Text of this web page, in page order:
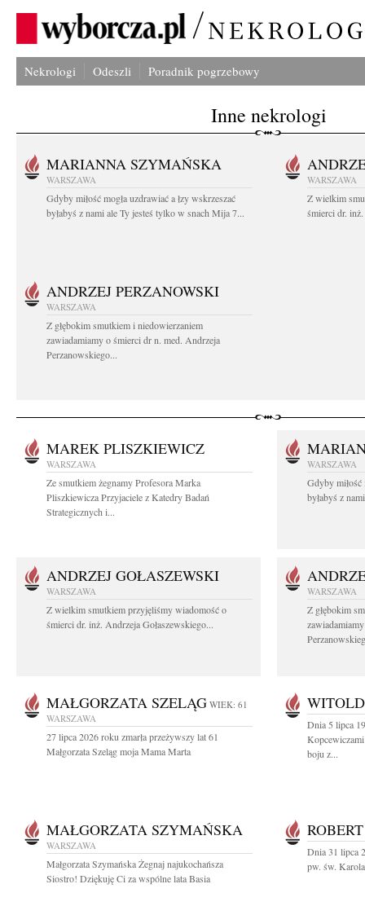
Nekrologi Odeszli Poradnik pogrzebowy
Inne nekrologi
MARIANNA SZYMAŃSKA
WARSZAWA
Gdyby miłość mogła uzdrawiać a łzy wskrzeszać
byłabyś z nami ale Ty jesteś tylko w snach Mija 7...
WARSZAWA
Z wielkim
śmierci dr.
ANDRZEJ PERZANOWSKI
WARSZAWA
Z głębokim smutkiem i niedowierzaniem
zawiadamiamy o śmierci dr n. med. Andrzeja
Perzanowskiego...
MAREK PLISZKIEWICZ
WARSZAWA
Ze smutkiem żegnamy Profesora Marka
Pliszkiewicza Przyjaciele z Katedry Badań
Strategicznych i...
WARSZAWA
Gdyby miłość
byłabyś z
ANDRZEJ GOŁASZEWSKI
WARSZAWA
Z wielkim smutkiem przyjęliśmy wiadomość o
śmierci dr. inż. Andrzeja Gołaszewskiego...
WARSZAWA
Z głębokim
MAŁGORZATA SZELĄG WIEK: 61
WARSZAWA
27 lipca 2026 roku zmarła przeżywszy lat 61
Małgorzata Szeląg moja Mama Marta
Dnia 5 lipca
boju z...
MAŁGORZATA SZYMAŃSKA
WARSZAWA
Małgorzata Szymańska Żegnaj najukochańsza
Siostro! Dziękuję Ci za wspólne lata Basia
Dnia 31 lipca
pw. św.